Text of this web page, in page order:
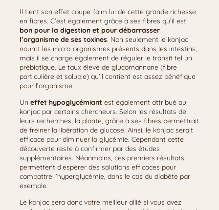
Il tient son effet coupe-faim lui de cette grande richesse
en fibres. C’est également grâce à ses fibres qu’il est
bon pour la digestion et pour débarrasser
l’organisme de ses toxines. Non seulement le konjac
nourrit les micro-organismes présents dans les intestins,
mais il se charge également de réguler le transit tel un
prébiotique. Le taux élevé de glucomannane (fibre
particulière et soluble) qu’il contient est assez bénéfique
pour l’organisme.
Un effet hypoglycémiant est également attribué au
konjac par certains chercheurs. Selon les résultats de
leurs recherches, la plante, grâce à ses fibres permettrait
de freiner la libération de glucose. Ainsi, le konjac serait
efficace pour diminuer la glycémie. Cependant cette
découverte reste à confirmer par des études
supplémentaires. Néanmoins, ces premiers résultats
permettent d’espérer des solutions efficaces pour
combattre l’hyperglycémie, dans le cas du diabète par
exemple.
Le konjac sera donc votre meilleur allié si vous avez